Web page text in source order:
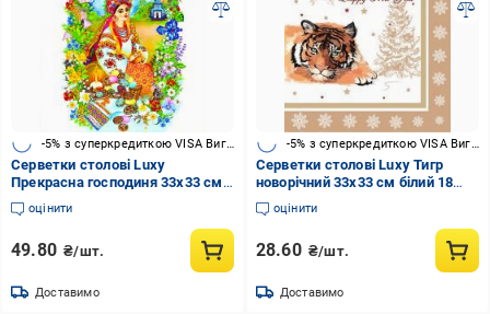
-5% з суперкредиткою VISA Вигода
Серветки столові Luxy
Прекрасна господиня 33х33 см
18 шт.
оцінити
49.80 ₴/шт.
Доставимо
Серветки столові Luxy Тигр
новорічний 33х33 см білий 18
шт.
оцінити
28.60 ₴/шт.
Доставимо